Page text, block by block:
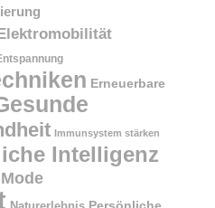
Erneuerbare
Immunsystem stärken
Intelligenz